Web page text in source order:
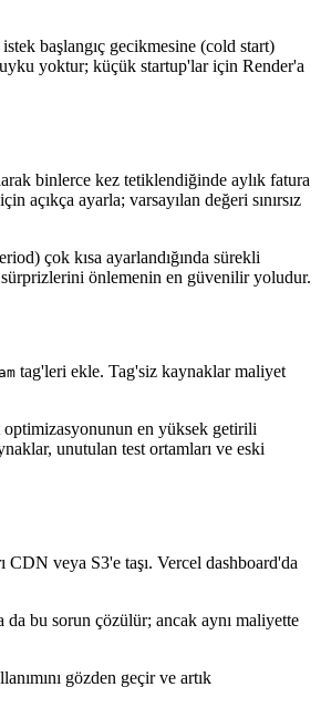
başlangıç gecikmesine (cold start)
yoktur; küçük startup'lar için Render'a
binlerce kez tetiklendiğinde aylık fatura
ayarla; varsayılan değeri sınırsız
çok kısa ayarlandığında sürekli
sürprizlerini önlemenin en güvenilir yoludur.
tag'leri ekle. Tag'siz kaynaklar maliyet
optimizasyonunun en yüksek getirili
unutulan test ortamları ve eski
veya S3'e taşı. Vercel dashboard'da
bu sorun çözülür; ancak aynı maliyette
gözden geçir ve artık